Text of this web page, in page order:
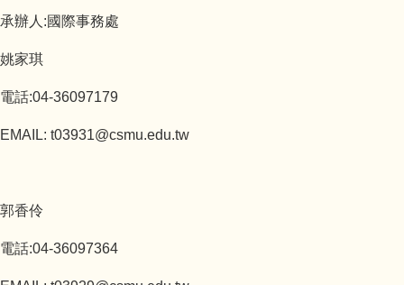
承辦人:國際事務處
姚家琪
電話:04-36097179
EMAIL: t03931@csmu.edu.tw
郭香伶
電話:04-36097364